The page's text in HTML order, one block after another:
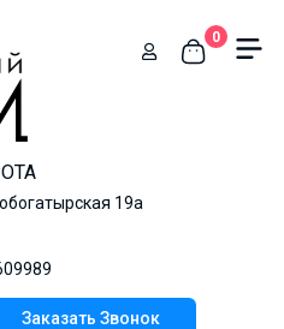
19а
Заказать Звонок
0